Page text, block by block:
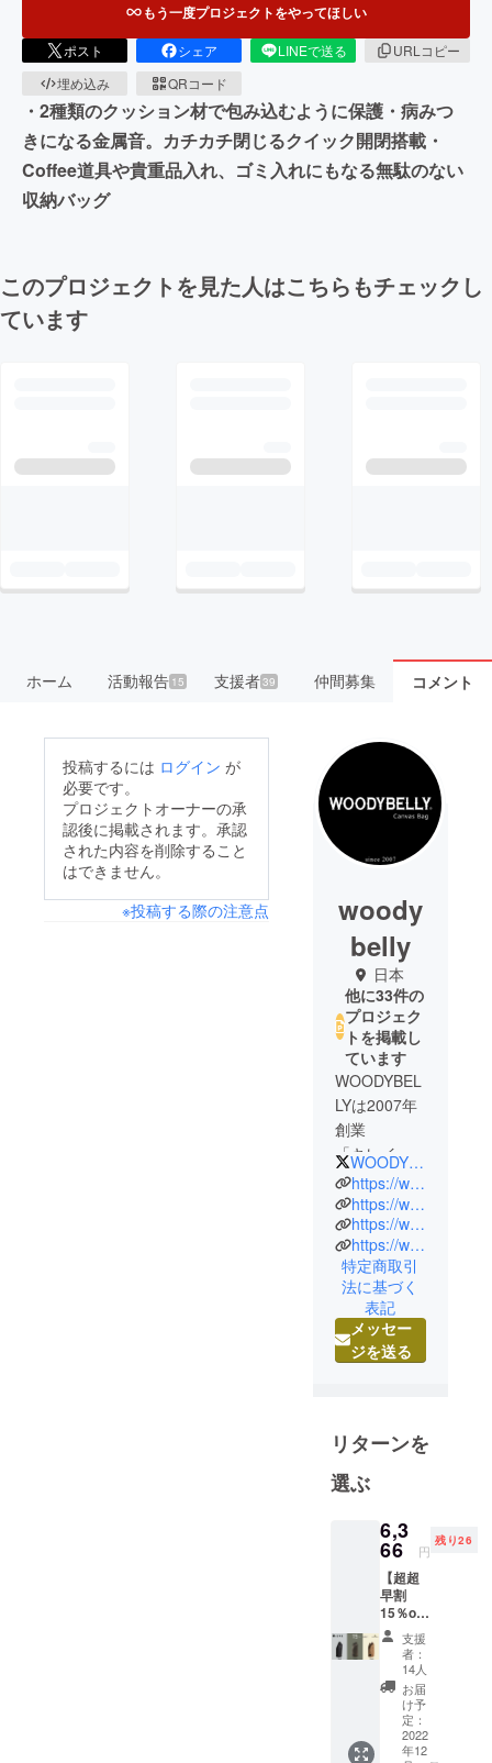
もう一度プロジェクトをやってほしい
ポスト シェア LINEで送る
URLコピー
埋め込み
QRコード
・2種類のクッション材で包み込むように保護・病みつ
きになる金属音。カチカチ閉じるクイック開閉搭載・
Coffee道具や貴重品入れ、ゴミ入れにもなる無駄のない
収納バッグ
このプロジェクトを見た人はこちらもチェックし
ています
ホーム 活動報告15 支援者39 仲間募集 コメント
投稿するには ログイン が
必要です。
プロジェクトオーナーの承
認後に掲載されます。承認
された内容を削除すること
はできません。
※投稿する際の注意点
woody
belly
日本
他に33件の
プロジェク
トを掲載し
ています
WOODYBEL
LYは2007年
創業
「キレイ目
カジュア
ル」をコン
セプトに
どれも大人
の男性が気
軽に使え
て、見た目
もカジュア
インを重視
していま
す。
でも世の中
に貢献でき
ることは何
製造販売業
者として考
え出した答
「環境に優
しく」
WOODYBELLY_bag
https://woodybelly.com/
https://www.instagram.com/woodybelly_shop/
https://www.facebook.com/WOODYBELLYcanvasbag
https://www.rakuten.co.jp/woodybelly/
特定商取引
法に基づく
表記
メッセー
ジを送る
リターンを
選ぶ
6,3
66 円
残り26
【超超
早割
15％off
】 完
成した
バッグ1
個（カ
ラビナ
付） 一
般販売
予定価
支援
者：
14人
お届
け予
定：
2022
年12